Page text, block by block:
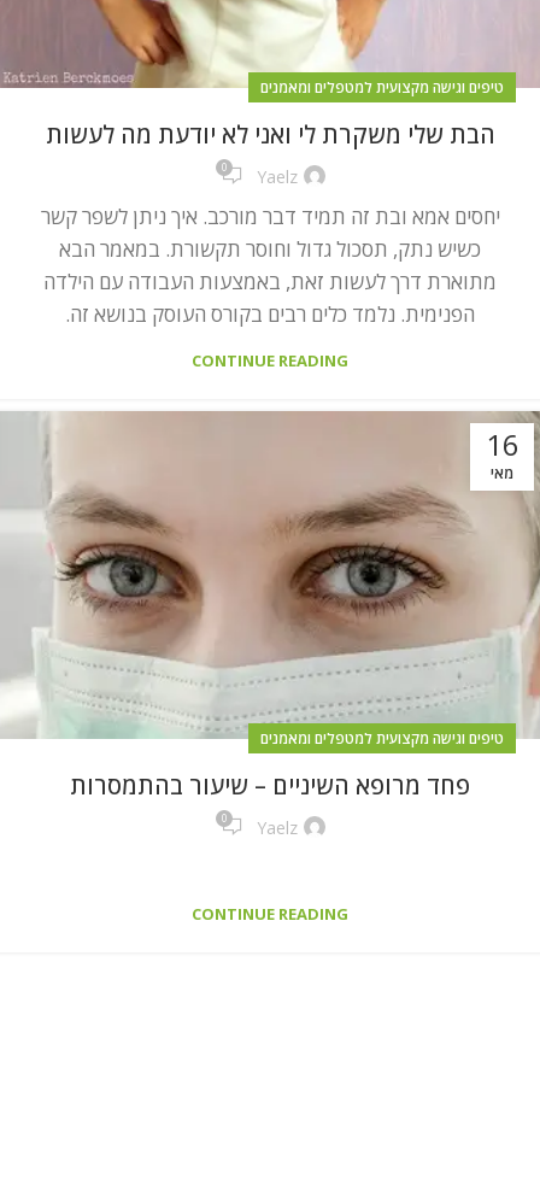
טיפים וגישה מקצועית למטפלים ומאמנים
הבת שלי משקרת לי ואני לא יודעת מה לעשות
Yaelz
0
יחסים אמא ובת זה תמיד דבר מורכב. איך ניתן לשפר קשר
כשיש נתק, תסכול גדול וחוסר תקשורת. במאמר הבא
מתוארת דרך לעשות זאת, באמצעות העבודה עם הילדה
הפנימית. נלמד כלים רבים בקורס העוסק בנושא זה.
CONTINUE READING
16
מאי
טיפים וגישה מקצועית למטפלים ומאמנים
פחד מרופא השיניים – שיעור בהתמסרות
Yaelz
0
CONTINUE READING